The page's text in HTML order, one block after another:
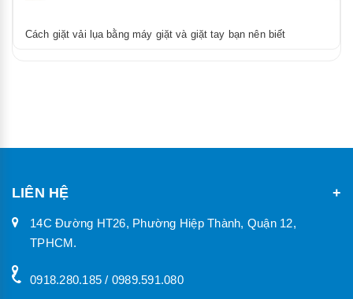
Cách giặt vải lụa bằng máy giặt và giặt tay bạn nên biết
LIÊN HỆ
14C Đường HT26, Phường Hiệp Thành, Quận 12,
TPHCM.
0918.280.185 / 0989.591.080